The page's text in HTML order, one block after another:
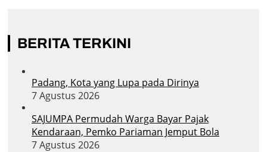
BERITA TERKINI
Padang, Kota yang Lupa pada Dirinya
7 Agustus 2026
SAJUMPA Permudah Warga Bayar Pajak
Kendaraan, Pemko Pariaman Jemput Bola
7 Agustus 2026